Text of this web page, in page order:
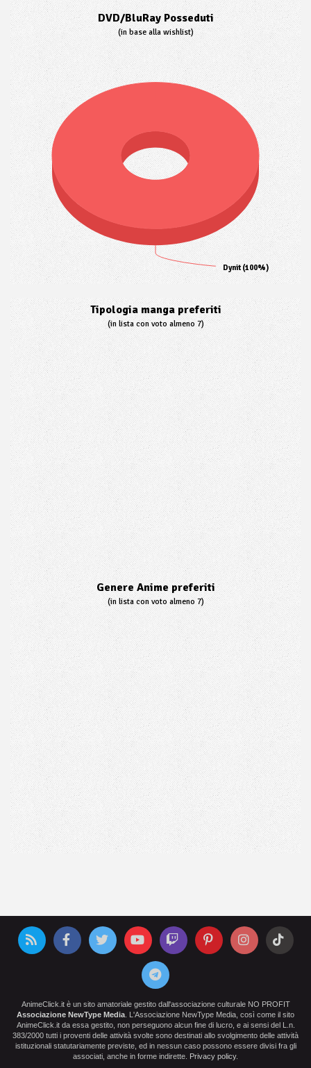
DVD/BluRay Posseduti
(in base alla wishlist)
Dynit (100%)
Tipologia manga preferiti
(in lista con voto almeno 7)
Genere Anime preferiti
(in lista con voto almeno 7)
AnimeClick.it è un sito amatoriale gestito dall'associazione culturale NO PROFIT
Associazione NewType Media . L'Associazione NewType Media, così come il sito
AnimeClick.it da essa gestito, non perseguono alcun fine di lucro, e ai sensi del L.n.
383/2000 tutti i proventi delle attività svolte sono destinati allo svolgimento delle attività
istituzionali statutariamente previste, ed in nessun caso possono essere divisi fra gli
associati, anche in forme indirette. Privacy policy.